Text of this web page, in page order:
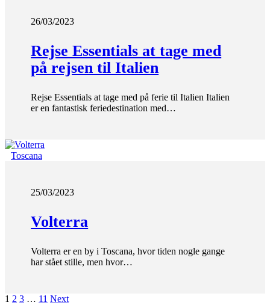
26/03/2023
Rejse Essentials at tage med
på rejsen til Italien
Rejse Essentials at tage med på ferie til Italien Italien
er en fantastisk feriedestination med…
Toscana
25/03/2023
Volterra
Volterra er en by i Toscana, hvor tiden nogle gange
har stået stille, men hvor…
1 2 3 … 11 Next